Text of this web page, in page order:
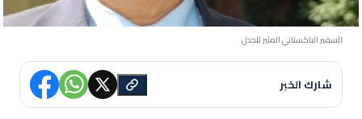
السفير الباكستاني المثير للجدل
شارك الخبر